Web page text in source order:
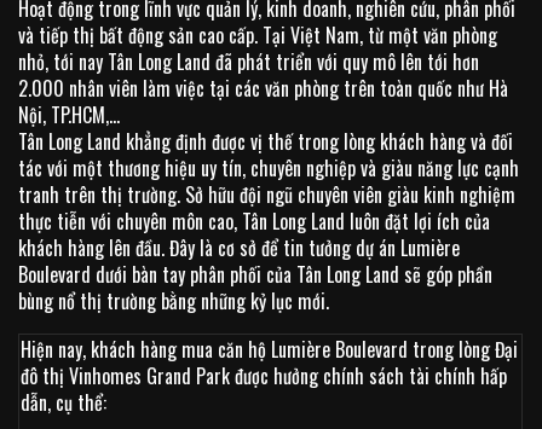
Hoạt động trong lĩnh vực quản lý, kinh doanh, nghiên cứu, phân phối
và tiếp thị bất động sản cao cấp. Tại Việt Nam, từ một văn phòng
nhỏ, tới nay Tân Long Land đã phát triển với quy mô lên tới hơn
2.000 nhân viên làm việc tại các văn phòng trên toàn quốc như Hà
Nội, TP.HCM,…
Tân Long Land khẳng định được vị thế trong lòng khách hàng và đối
tác với một thương hiệu uy tín, chuyên nghiệp và giàu năng lực cạnh
tranh trên thị trường. Sở hữu đội ngũ chuyên viên giàu kinh nghiệm
thực tiễn với chuyên môn cao, Tân Long Land luôn đặt lợi ích của
khách hàng lên đầu. Đây là cơ sở để tin tưởng dự án Lumière
Boulevard dưới bàn tay phân phối của Tân Long Land sẽ góp phần
bùng nổ thị trường bằng những kỷ lục mới.
Hiện nay, khách hàng mua căn hộ Lumière Boulevard trong lòng Đại
đô thị Vinhomes Grand Park được hưởng chính sách tài chính hấp
dẫn, cụ thể: